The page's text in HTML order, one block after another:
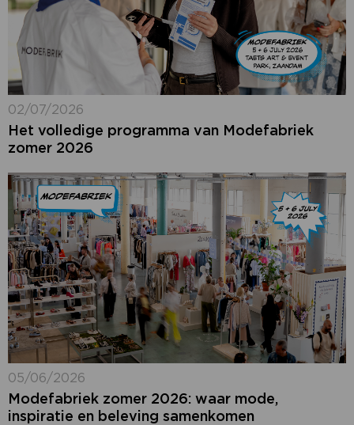
02/07/2026
Het volledige programma van Modefabriek
zomer 2026
05/06/2026
Modefabriek zomer 2026: waar mode,
inspiratie en beleving samenkomen